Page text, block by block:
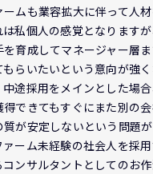
ムも業容拡大に伴って人
私個人の感覚となります
育成してマネージャー層
らいたいという意向が強
中途採用をメインとした場
できてもすぐにまた別の
質が安定しないという問題
ーム未経験の社会人を採
ンサルタントとしてのお